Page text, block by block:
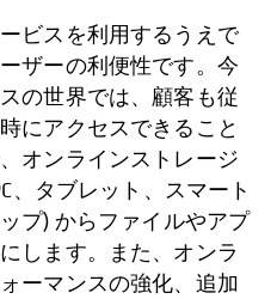
ビスを利用するうえで
ザーの利便性です。今
の世界では、顧客も従
にアクセスできること
オンラインストレージ
、タブレット、スマート
プ) からファイルやアプ
します。また、オンラ
ーマンスの強化、追加